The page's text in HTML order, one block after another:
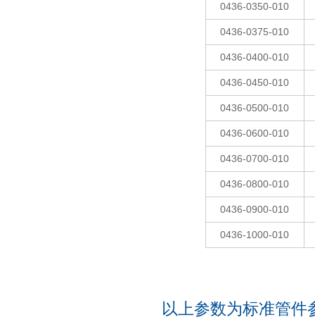
0436-0350-010
0436-0375-010
0436-0400-010
0436-0450-010
0436-0500-010
0436-0600-010
0436-0700-010
0436-0800-010
0436-0900-010
0436-1000-010
以上参数为标准管件